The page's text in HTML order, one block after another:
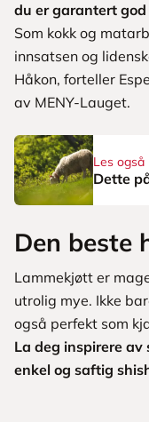
du er garantert
Som kokk og
innsatsen og
Håkon, forteller
av MENY-Lauget.
Les også
Dette
Den beste
Lammekjøtt er
utrolig mye. Ikke
også perfekt som
La deg inspirere
enkel og saftig